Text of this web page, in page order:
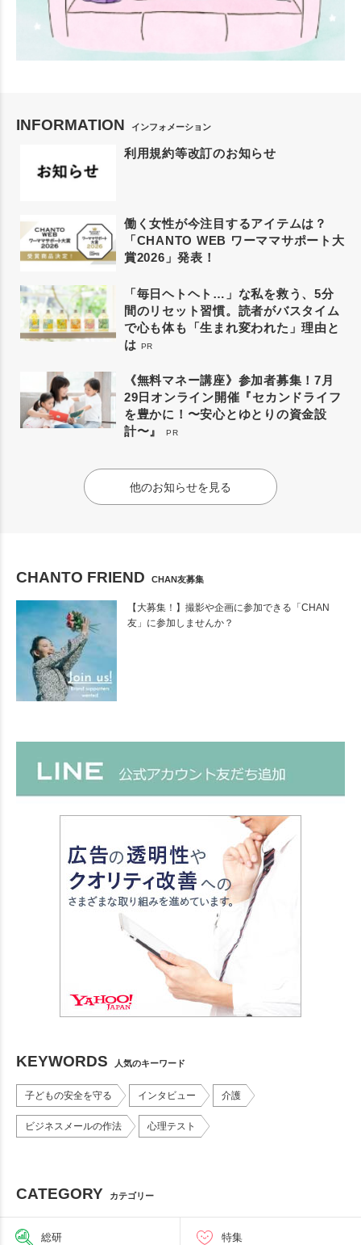
INFORMATION インフォメーション
利用規約等改訂のお知らせ
働く女性が今注目するアイテムは？
「CHANTO WEB ワーママサポート大
賞2026」発表！
「毎日ヘトヘト…」な私を救う、5分
間のリセット習慣。読者がバスタイム
で心も体も「生まれ変われた」理由と
は PR
《無料マネー講座》参加者募集！7月
29日オンライン開催『セカンドライフ
を豊かに！〜安心とゆとりの資金設
計〜』
PR
他のお知らせを見る
CHANTO FRIEND CHAN友募集
【大募集！】撮影や企画に参加できる「CHAN
友」に参加しませんか？
KEYWORDS 人気のキーワード
子どもの安全を守る インタビュー 介護
ビジネスメールの作法 心理テスト
CATEGORY カテゴリー
総研 特集